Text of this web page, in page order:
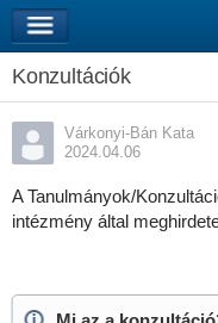
Konzultációk
Várkonyi-Bán Kata
2024.04.06
A Tanulmányok/
intézmény által